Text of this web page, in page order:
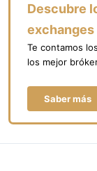
Descubre
exchanges
Te contamos
los mejor
Saber más